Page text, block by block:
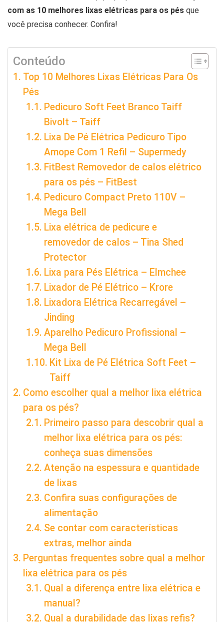
com as 10 melhores lixas elétricas para os pés que
você precisa conhecer. Confira!
Conteúdo
Top 10 Melhores Lixas Elétricas Para Os
Pés
Pedicuro Soft Feet Branco Taiff
Bivolt – Taiff
Lixa De Pé Elétrica Pedicuro Tipo
Amope Com 1 Refil – Supermedy
FitBest Removedor de calos elétrico
para os pés – FitBest
Pedicuro Compact Preto 110V –
Mega Bell
Lixa elétrica de pedicure e
removedor de calos – Tina Shed
Protector
Lixa para Pés Elétrica – Elmchee
Lixador de Pé Elétrico – Krore
Lixadora Elétrica Recarregável –
Jinding
Aparelho Pedicuro Profissional –
Mega Bell
Kit Lixa de Pé Elétrica Soft Feet –
Taiff
Como escolher qual a melhor lixa elétrica
para os pés?
Primeiro passo para descobrir qual a
melhor lixa elétrica para os pés:
conheça suas dimensões
Atenção na espessura e quantidade
de lixas
Confira suas configurações de
alimentação
Se contar com características
extras, melhor ainda
Perguntas frequentes sobre qual a melhor
lixa elétrica para os pés
Qual a diferença entre lixa elétrica e
manual?
Qual a durabilidade das lixas refis?